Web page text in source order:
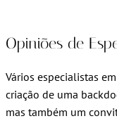
Opiniões de
Vários especialistas
criação de uma
mas também um